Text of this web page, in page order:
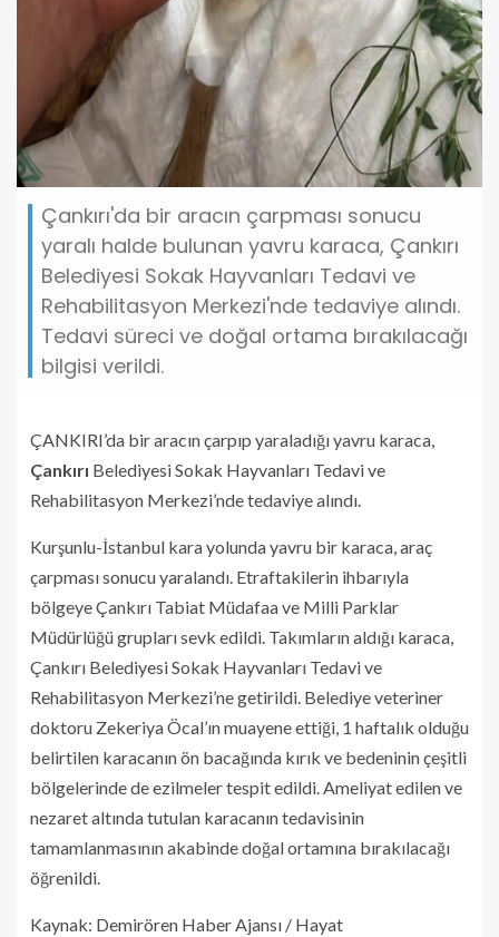
Çankırı'da bir aracın çarpması sonucu
yaralı halde bulunan yavru karaca, Çankırı
Belediyesi Sokak Hayvanları Tedavi ve
Rehabilitasyon Merkezi'nde tedaviye alındı.
Tedavi süreci ve doğal ortama bırakılacağı
bilgisi verildi.
ÇANKIRI’da bir aracın çarpıp yaraladığı yavru karaca,
Çankırı Belediyesi Sokak Hayvanları Tedavi ve
Rehabilitasyon Merkezi’nde tedaviye alındı.
Kurşunlu-İstanbul kara yolunda yavru bir karaca, araç
çarpması sonucu yaralandı. Etraftakilerin ihbarıyla
bölgeye Çankırı Tabiat Müdafaa ve Milli Parklar
Müdürlüğü grupları sevk edildi. Takımların aldığı karaca,
Çankırı Belediyesi Sokak Hayvanları Tedavi ve
Rehabilitasyon Merkezi’ne getirildi. Belediye veteriner
doktoru Zekeriya Öcal’ın muayene ettiği, 1 haftalık olduğu
belirtilen karacanın ön bacağında kırık ve bedeninin çeşitli
bölgelerinde de ezilmeler tespit edildi. Ameliyat edilen ve
nezaret altında tutulan karacanın tedavisinin
tamamlanmasının akabinde doğal ortamına bırakılacağı
öğrenildi.
Kaynak: Demirören Haber Ajansı / Hayat